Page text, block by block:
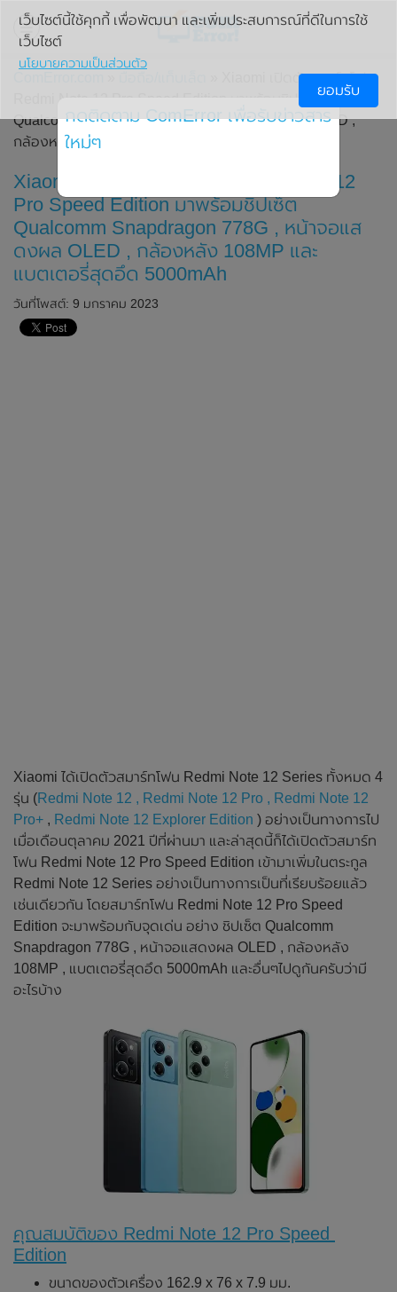
» Xiaomi เปิดตัวสมาร์ทโฟน
Redmi Note 12 Pro Speed ​​Edition มาพร้อมชิปเซ็ต
Qualcomm Snapdragon 778G , หน้าจอแสดงผล OLED ,
กล้องหลัง 108MP และแบตเตอรี่สุดอึด 5000mAh
Xiaomi เปิดตัวสมาร์ทโฟน Redmi Note 12
Pro Speed ​​Edition มาพร้อมชิปเซ็ต
Qualcomm Snapdragon 778G , หน้าจอแส
ดงผล OLED , กล้องหลัง 108MP และ
แบตเตอรี่สุดอึด 5000mAh
วันที่โพสต์: 9 มกราคม 2023
Xiaomi ได้เปิดตัวสมาร์ทโฟน Redmi Note 12 Series ทั้งหมด 4
รุ่น (Redmi Note 12 , Redmi Note 12 Pro , Redmi Note 12
Pro+ , Redmi Note 12 Explorer Edition ) อย่างเป็นทางการไป
เมื่อเดือนตุลาคม 2021 ปีที่ผ่านมา และล่าสุดนี้ก็ได้เปิดตัวสมาร์ท
โฟน Redmi Note 12 Pro Speed Edition เข้ามาเพิ่มในตระกูล
Redmi Note 12 Series อย่างเป็นทางการเป็นที่เรียบร้อยแล้ว
เช่นเดียวกัน โดยสมาร์ทโฟน Redmi Note 12 Pro Speed ​​
Edition จะมาพร้อมกับจุดเด่น อย่าง ชิปเซ็ต Qualcomm
Snapdragon 778G , หน้าจอแสดงผล OLED , กล้องหลัง
108MP , แบตเตอรี่สุดอึด 5000mAh และอื่นๆไปดูกันครับว่ามี
อะไรบ้าง
คุณสมบัติของ Redmi Note 12 Pro Speed ​​
Edition
ขนาดของตัวเครื่อง 162.9 x 76 x 7.9 มม.
เว็บไซต์นี้ใช้คุกกี้ เพื่อพัฒนา และเพิ่มประสบการณ์ที่ดีในการใช้
เว็บไซต์
นโยบายความเป็นส่วนตัว
ยอมรับ
กดติดตาม ComError เพื่อรับข่าวสาร
ใหม่ๆ